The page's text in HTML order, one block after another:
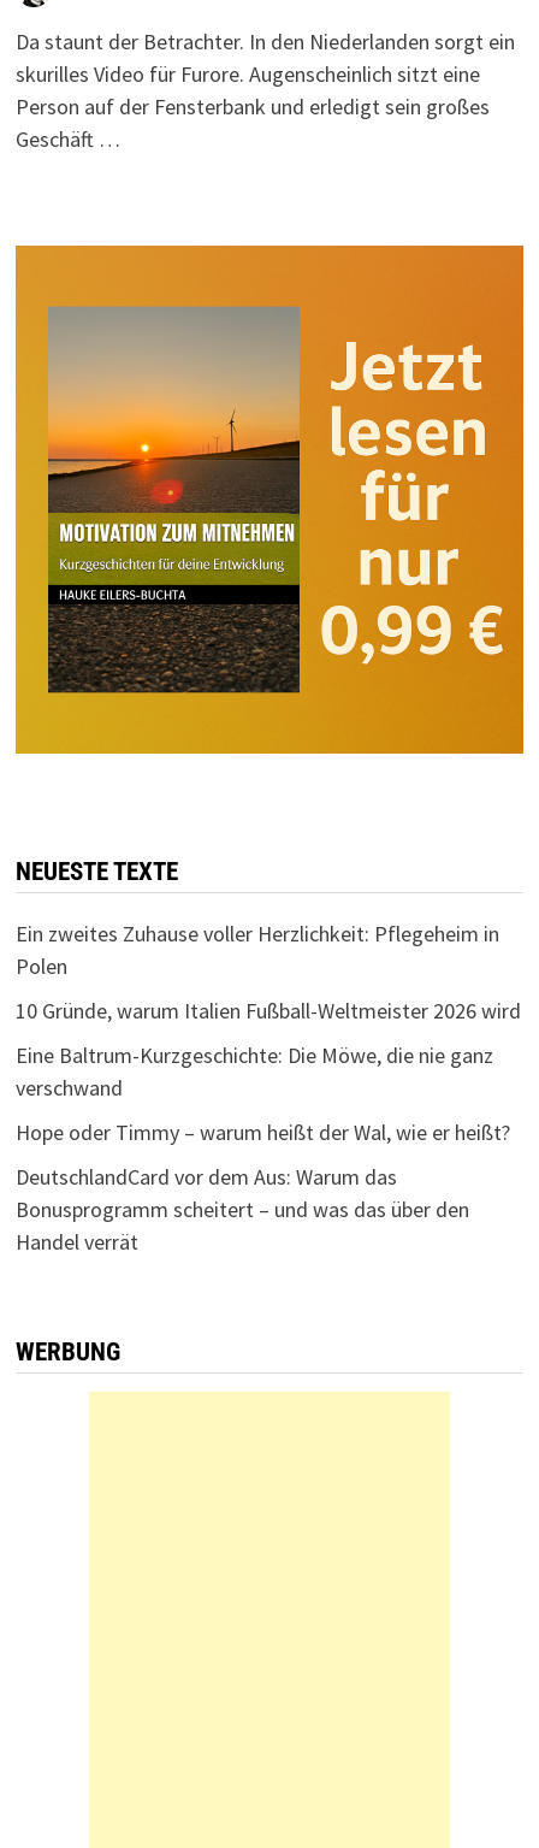
Da staunt der Betrachter. In den Niederlanden sorgt ein
skurilles Video für Furore. Augenscheinlich sitzt eine
Person auf der Fensterbank und erledigt sein großes
Geschäft …
NEUESTE TEXTE
Ein zweites Zuhause voller Herzlichkeit: Pflegeheim in
Polen
10 Gründe, warum Italien Fußball-Weltmeister 2026 wird
Eine Baltrum-Kurzgeschichte: Die Möwe, die nie ganz
verschwand
Hope oder Timmy – warum heißt der Wal, wie er heißt?
DeutschlandCard vor dem Aus: Warum das
Bonusprogramm scheitert – und was das über den
Handel verrät
WERBUNG